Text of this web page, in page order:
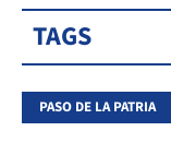
TAGS
PASO DE LA PATRIA